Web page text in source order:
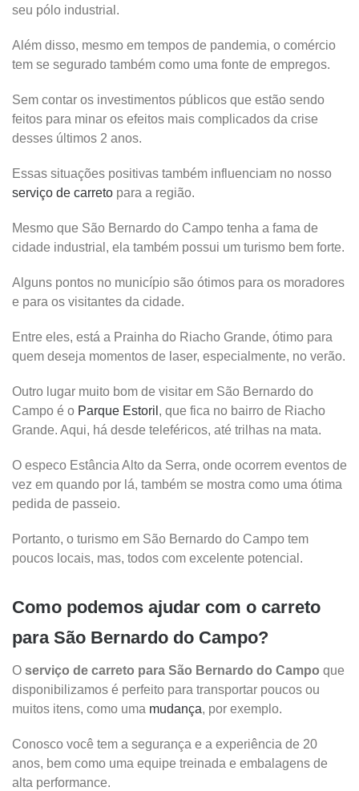
seu pólo industrial.
Além disso, mesmo em tempos de pandemia, o comércio
tem se segurado também como uma fonte de empregos.
Sem contar os investimentos públicos que estão sendo
feitos para minar os efeitos mais complicados da crise
desses últimos 2 anos.
Essas situações positivas também influenciam no nosso
serviço de carreto para a região.
Mesmo que São Bernardo do Campo tenha a fama de
cidade industrial, ela também possui um turismo bem forte.
Alguns pontos no município são ótimos para os moradores
e para os visitantes da cidade.
Entre eles, está a Prainha do Riacho Grande, ótimo para
quem deseja momentos de laser, especialmente, no verão.
Outro lugar muito bom de visitar em São Bernardo do
Campo é o Parque Estoril , que fica no bairro de Riacho
Grande. Aqui, há desde teleféricos, até trilhas na mata.
O especo Estância Alto da Serra, onde ocorrem eventos de
vez em quando por lá, também se mostra como uma ótima
pedida de passeio.
Portanto, o turismo em São Bernardo do Campo tem
poucos locais, mas, todos com excelente potencial.
Como podemos ajudar com o carreto
para São Bernardo do Campo?
O serviço de carreto para São Bernardo do Campo que
disponibilizamos é perfeito para transportar poucos ou
muitos itens, como uma mudança, por exemplo.
Conosco você tem a segurança e a experiência de 20
anos, bem como uma equipe treinada e embalagens de
alta performance.